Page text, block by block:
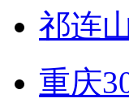
祁连
重庆